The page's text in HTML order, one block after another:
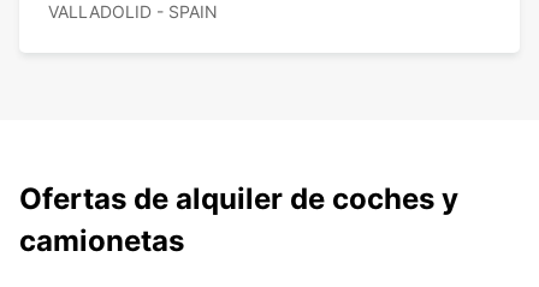
VALLADOLID - SPAIN
Ofertas de alquiler de coches y
camionetas